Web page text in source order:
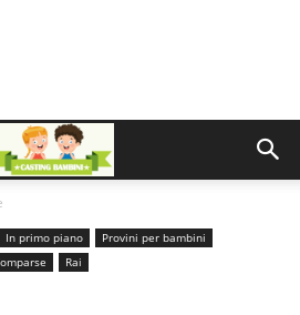
In primo piano
Provini per bambini
Rai